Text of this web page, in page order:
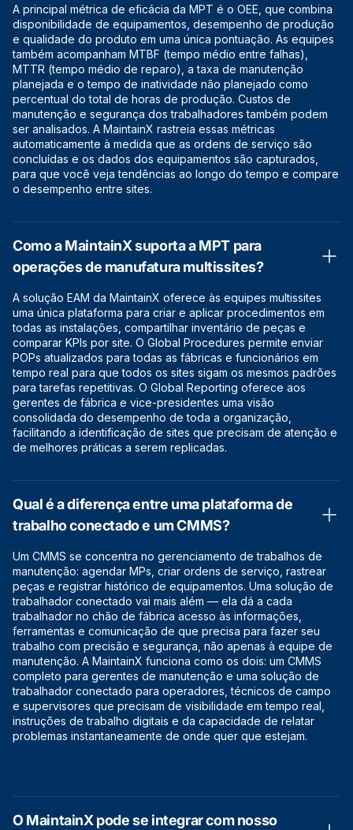
A principal métrica de eficácia da MPT é o OEE, que combina
disponibilidade de equipamentos, desempenho de produção
e qualidade do produto em uma única pontuação. As equipes
também acompanham MTBF (tempo médio entre falhas),
MTTR (tempo médio de reparo), a taxa de manutenção
planejada e o tempo de inatividade não planejado como
percentual do total de horas de produção. Custos de
manutenção e segurança dos trabalhadores também podem
ser analisados. A MaintainX rastreia essas métricas
automaticamente à medida que as ordens de serviço são
concluídas e os dados dos equipamentos são capturados,
para que você veja tendências ao longo do tempo e compare
o desempenho entre sites.
Como a MaintainX suporta a MPT para
operações de manufatura multissites?
A solução EAM da MaintainX oferece às equipes multissites
uma única plataforma para criar e aplicar procedimentos em
todas as instalações, compartilhar inventário de peças e
comparar KPIs por site. O Global Procedures permite enviar
POPs atualizados para todas as fábricas e funcionários em
tempo real para que todos os sites sigam os mesmos padrões
para tarefas repetitivas. O Global Reporting oferece aos
gerentes de fábrica e vice-presidentes uma visão
consolidada do desempenho de toda a organização,
facilitando a identificação de sites que precisam de atenção e
de melhores práticas a serem replicadas.
Qual é a diferença entre uma plataforma de
trabalho conectado e um CMMS?
Um CMMS se concentra no gerenciamento de trabalhos de
manutenção: agendar MPs, criar ordens de serviço, rastrear
peças e registrar histórico de equipamentos. Uma solução de
trabalhador conectado vai mais além — ela dá a cada
trabalhador no chão de fábrica acesso às informações,
ferramentas e comunicação de que precisa para fazer seu
trabalho com precisão e segurança, não apenas à equipe de
manutenção. A MaintainX funciona como os dois: um CMMS
completo para gerentes de manutenção e uma solução de
trabalhador conectado para operadores, técnicos de campo
e supervisores que precisam de visibilidade em tempo real,
instruções de trabalho digitais e da capacidade de relatar
problemas instantaneamente de onde quer que estejam.
O MaintainX pode se integrar com nosso